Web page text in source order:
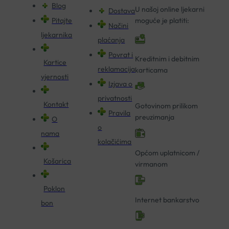
Blog
Pitajte
ljekarnika
Kartice
vjernosti
Kontakt
O
nama
Košarica
Poklon
bon
Dostava
Načini
plaćanja
Povrat i
reklamacija
Izjava o
privatnosti
Pravila
o
kolačićima
U našoj online ljekarni
moguće je platiti:
Kreditnim i debitnim
karticama
Gotovinom prilikom
preuzimanja
Općom uplatnicom /
virmanom
Internet bankarstvo